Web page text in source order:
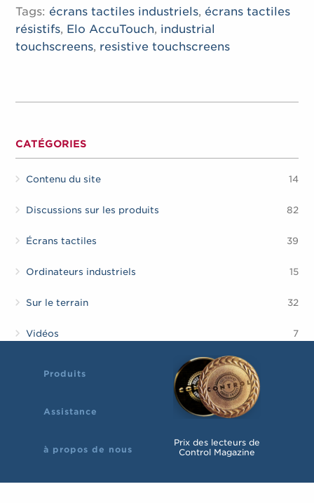
Tags: écrans tactiles industriels, écrans tactiles
résistifs, Elo AccuTouch, industrial
touchscreens, resistive touchscreens
CATÉGORIES
Contenu du site 14
Discussions sur les produits 82
Écrans tactiles 39
Ordinateurs industriels 15
Sur le terrain 32
Vidéos 7
Produits
Assistance
à propos de nous
Prix des lecteurs de
Control Magazine